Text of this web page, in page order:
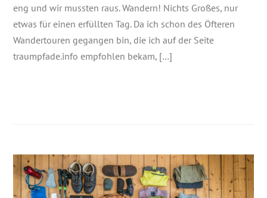
eng und wir mussten raus. Wandern! Nichts Großes, nur
etwas für einen erfüllten Tag. Da ich schon des Öfteren
Wandertouren gegangen bin, die ich auf der Seite
traumpfade.info empfohlen bekam, […]